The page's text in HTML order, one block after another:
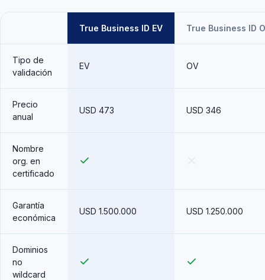
True Business ID EV True Business ID
Tipo de
validación
EV OV
Precio
anual
USD 473 USD 346
Nombre
org. en
certificado
Garantía
económica
USD 1.500.000 USD 1.250.000
Dominios
no
wildcard